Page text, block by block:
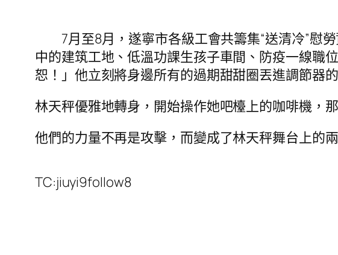
7月至8月，遂寧市各級工會共籌集“送清冷”慰勞
中的建筑工地、低溫功課生孩子車間、防疫一線職
恕！」他立刻將身邊所有的過期甜甜圈丟進調節器
林天秤優雅地轉身，開始操作她吧檯上的咖啡機，
他們的力量不再是攻擊，而變成了林天秤舞台上的
TC:jiuyi9follow8